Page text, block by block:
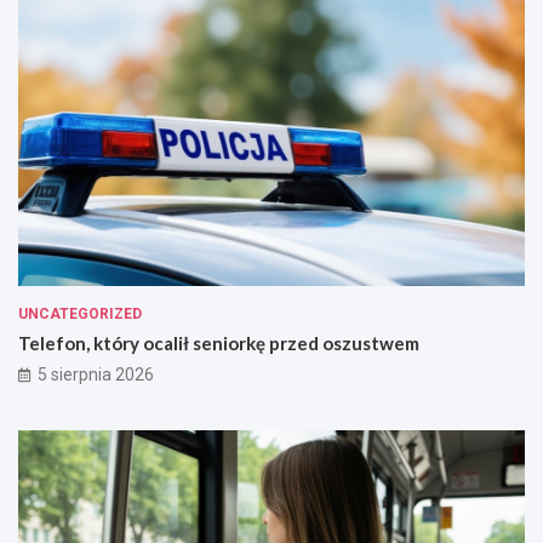
UNCATEGORIZED
Telefon, który ocalił seniorkę przed oszustwem
5 sierpnia 2026